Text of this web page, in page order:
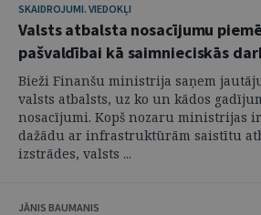
SKAIDROJUMI. VIEDOKĻI
Valsts atbalsta nosacījumu
pašvaldībai kā saimnieciskās
Bieži Finanšu ministrija saņem
valsts atbalsts, uz ko un kādos
nosacījumi. Kopš nozaru ministrijas
dažādu ar infrastruktūrām saistītu
izstrādes, valsts ...
JĀNIS BAUMANIS